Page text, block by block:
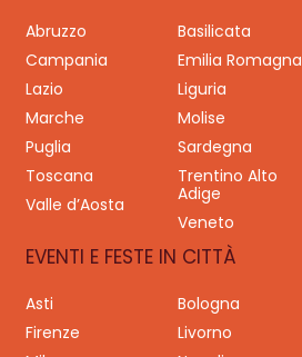
Abruzzo Basilicata
Campania
Emilia Romagna
Lazio
Liguria
Marche
Molise
Puglia
Sardegna
Toscana
Trentino Alto
Adige
Valle d’Aosta
Veneto
EVENTI E FESTE IN CITTÀ
Asti Bologna
Firenze
Livorno